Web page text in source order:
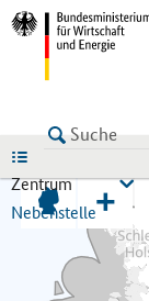
Zentrum
Nebenstelle+